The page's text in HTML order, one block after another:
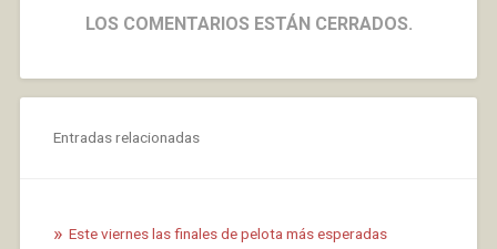
LOS COMENTARIOS ESTÁN CERRADOS.
Entradas relacionadas
Este viernes las finales de pelota más esperadas